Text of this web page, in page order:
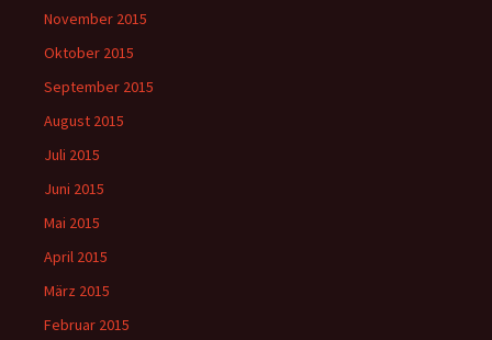
November 2015
Oktober 2015
September 2015
August 2015
Juli 2015
Juni 2015
Mai 2015
April 2015
März 2015
Februar 2015